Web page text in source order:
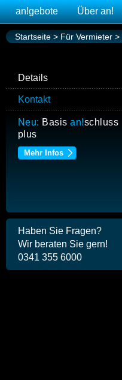
an!gebote Überan!
Startseite > Für Vermieter >
Details
Kontakt
Neu: Basisan!schluss
plus
Mehr Infos
Haben Sie Fragen?
Wir beraten Sie gern!
0341 355 6000